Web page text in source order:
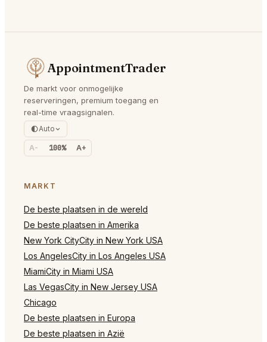
AppointmentTrader
De markt voor onmogelijke
reserveringen, premium toegang en
real-time vraagsignalen.
Auto
A- 100% A+
MARKT
De beste plaatsen in de wereld
De beste plaatsen in Amerika
New York CityCity in New York USA
Los AngelesCity in Los Angeles USA
MiamiCity in Miami USA
Las VegasCity in New Jersey USA
Chicago
De beste plaatsen in Europa
De beste plaatsen in Azië